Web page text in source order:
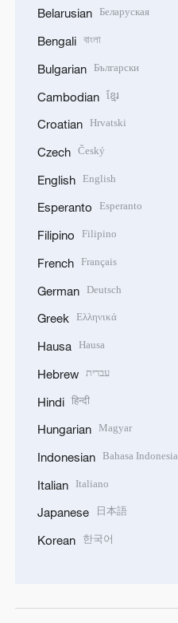
Belarusian Беларуская
Bengali বাংলা
Bulgarian Български
Cambodian ខ្មែរ
Croatian Hrvatski
Czech Český
English English
Esperanto Esperanto
Filipino Filipino
French Français
German Deutsch
Greek Ελληνικά
Hausa Hausa
Hebrew עברית
Hindi हिन्दी
Hungarian Magyar
Indonesian Bahasa Indonesia
Italian Italiano
Japanese 日本語
Korean 한국어